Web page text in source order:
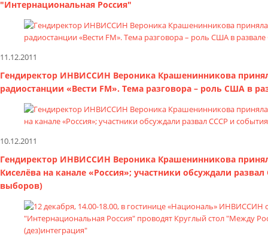
"Интернациональная Россия"
11.12.2011
Гендиректор ИНВИССИН Вероника Крашенинникова
радиостанции «Вести FM». Тема разговора – роль США в
10.12.2011
Гендиректор ИНВИССИН Вероника Крашенинникова
Киселёва на канале «Россия»; участники обсуждали
выборов)